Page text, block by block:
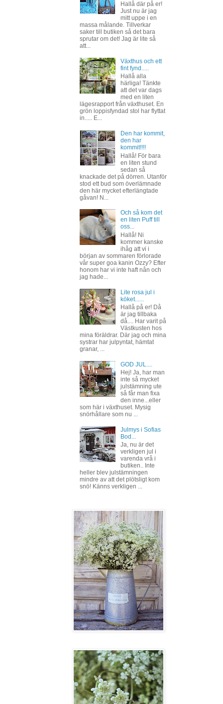
Hallå där på er!
Just nu är jag
mitt uppe i en
massa målande. Tillverkar
saker till butiken så det bara
sprutar om det! Jag är lite så
att...
Växthus och ett
fint fynd.....
Hallå alla
härliga! Tänkte
att det var dags
med en liten
lägesrapport från växthuset. En
grön loppisfyndad stol har flyttat
in..... E...
Den har kommit,
den har
kommit!!!!
Hallå! För bara
en liten stund
sedan så
knackade det på dörren. Utanför
stod ett bud som överlämnade
den här mycket efterlängtade
gåvan! N...
Och så kom det
en liten Puff till
oss...
Hallå! Ni
kommer kanske
ihåg att vi i
början av sommaren förlorade
vår super goa kanin Ozzy? Efter
honom har vi inte haft nån och
jag hade...
Lite rosa jul i
köket......
Hallå på er! Då
är jag tillbaka
då.... Har varit på
Västkusten hos
mina föräldrar. Där jag och mina
systrar har julpyntat, hämtat
granar, ...
GOD JUL....
Hej! Ja, har man
inte så mycket
julstämning ute
så får man fixa
den inne...eller
som här i växthuset. Mysig
snörhållare som nu ...
Julmys i Sofias
Bod...
Ja, nu är det
verkligen jul i
varenda vrå i
butiken.. Inte
heller blev julstämningen
mindre av att det plötsligt kom
snö! Känns verkligen ...